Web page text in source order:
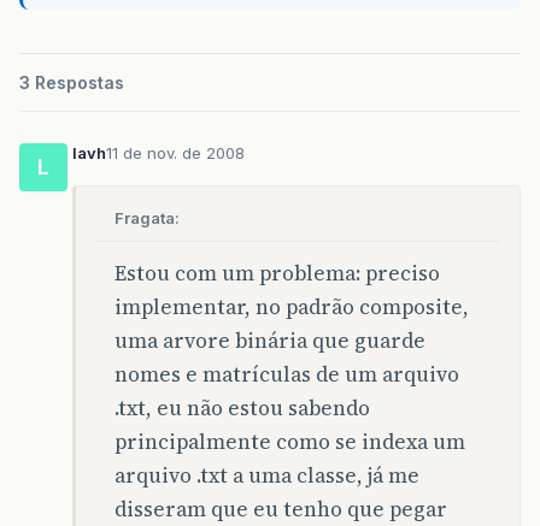
3 Respostas
L
lavh11 de nov. de 2008
Fragata:
Estou com um problema: preciso
implementar, no padrão composite,
uma arvore binária que guarde
nomes e matrículas de um arquivo
.txt, eu não estou sabendo
principalmente como se indexa um
arquivo .txt a uma classe, já me
disseram que eu tenho que pegar